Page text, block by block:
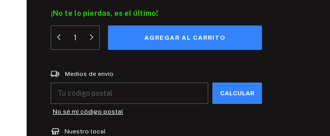
¡No te lo pierdas, es el último!
Entregas para el CP:
Medios de envío
CALCULAR
No sé mi código postal
Nuestro local